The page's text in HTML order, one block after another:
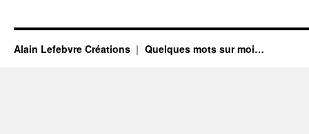
Alain Lefebvre Créations Quelques mots sur moi…